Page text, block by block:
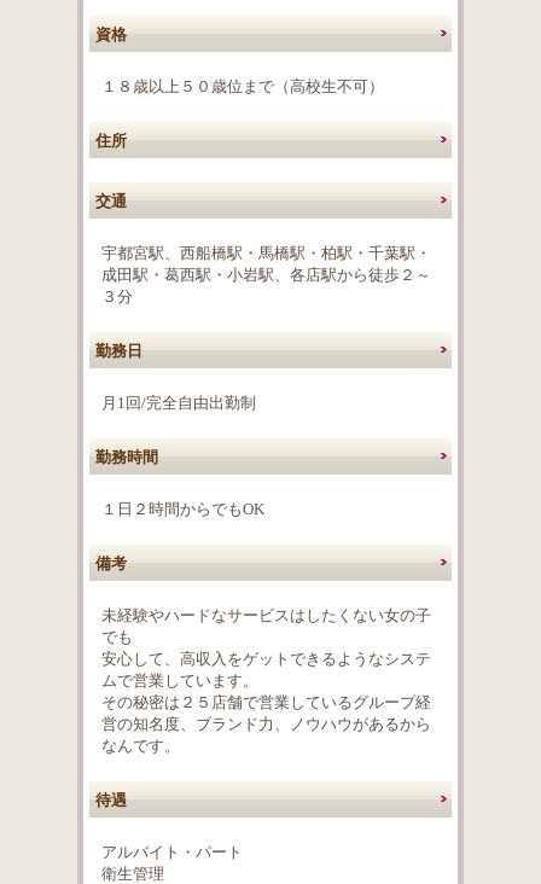
資格
１８歳以上５０歳位まで（高校生不可）
住所
交通
宇都宮駅、西船橋駅・馬橋駅・柏駅・千葉駅・
成田駅・葛西駅・小岩駅、各店駅から徒歩２～
３分
勤務日
月1回/完全自由出勤制
勤務時間
１日２時間からでもOK
備考
未経験やハードなサービスはしたくない女の子
でも
安心して、高収入をゲットできるようなシステ
ムで営業しています。
その秘密は２５店舗で営業しているグループ経
営の知名度、ブランド力、ノウハウがあるから
なんです。
待遇
アルバイト・パート
衛生管理